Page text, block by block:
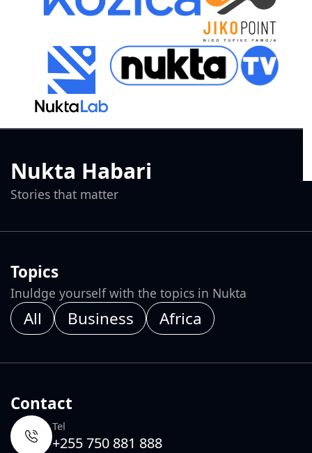
Nukta Habari
Stories that matter
Topics
Inuldge yourself with the topics in Nukta
All Business Africa
Contact
Tel
+255 750 881 888